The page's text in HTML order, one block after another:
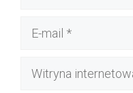
Witryna